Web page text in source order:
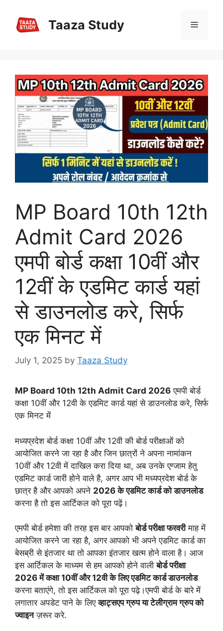
content
Taaza Study Menu
MP Board 10th 12th
Admit Card 2026
एमपी बोर्ड कक्षा 10वीं और
12वीं के एडमिट कार्ड यहां
से डाउनलोड करे, सिर्फ
एक मिनट में
July 1, 2025 by Taaza Study
MP Board 10th 12th Admit Card 2026 एमपी बोर्ड
कक्षा 10वीं और 12वी के एडमिट कार्ड यहां से डाउनलोड करे, सिर्फ
एक मिनट में
मध्यप्रदेश बोर्ड कक्षा 10वीं और 12वी की बोर्ड परीक्षाओं को
आयोजित करने जा रहा है और जिन छात्रों ने अपना नामांकन
10वीं और 12वी में दाखिल करा दिया था, अब उनके एग्जाम हेतु
एडमिट कार्ड जारी होने वाले है, अगर आप भी मध्यप्रदेश बोर्ड के
छात्र है और आपको अपने 2026 के एडमिट कार्ड को डाउनलोड
करना है तो इस आर्टिकल को पूरा पढ़ें।
एमपी बोर्ड हमेशा की तरह इस बार आपकोबोर्ड परीक्षा फरवरीमाह में
आयोजित करने जा रहा है, अगर आपको भी अपने एडमिट कार्ड का
बेसब्री से इंतजार था तो आपका इंतजार खत्म होने वाला है। आज
इस आर्टिकल के माध्यम से हम आपको होने वालीबोर्ड परीक्षा
2026 में कक्षा 10वीं और 12वी के लिए एडमिट कार्ड डाउनलोड
करना बताएंगे, तो इस आर्टिकल को पूरा पढ़े।एमपी बोर्ड के बारे में
लगातार अपडेट पाने के लिएव्हाट्सएप ग्रुप या टेलीग्राम ग्रुप को
ज्वाइनज़रूर करे.